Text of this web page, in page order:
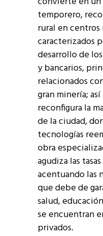
temporero,
rural en centros
caracterizados
desarrollo de
y bancarios,
relacionados
gran minería;
reconfigura la
de la ciudad,
tecnologías
obra
agudiza las
acentuando las
que debe de
salud,
se encuentran
privados.